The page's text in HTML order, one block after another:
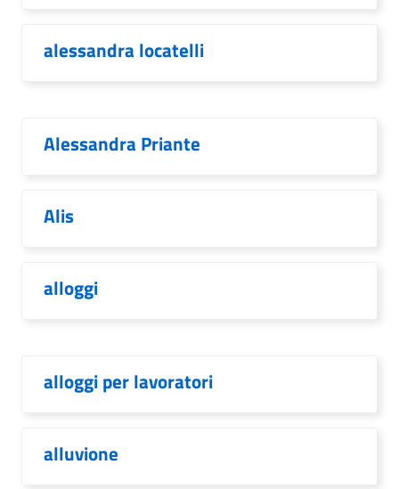
alessandra locatelli
Alessandra Priante
Alis
alloggi
alloggi per lavoratori
alluvione